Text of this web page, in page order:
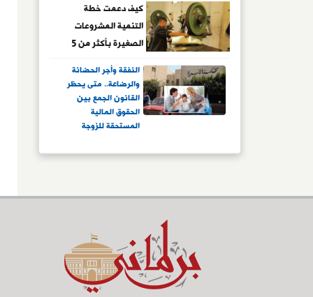
كيف دعمت خطة
التنمية المشروعات
الصغيرة بأكثر من 5
مليارات جنيه؟.. اعرف
التفاصيل
النفقة وأجر الحضانة
والرضاعة.. متى يحظر
القانون الجمع بين
الحقوق المالية
المستحقة للزوجة